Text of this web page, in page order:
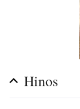
Hinos